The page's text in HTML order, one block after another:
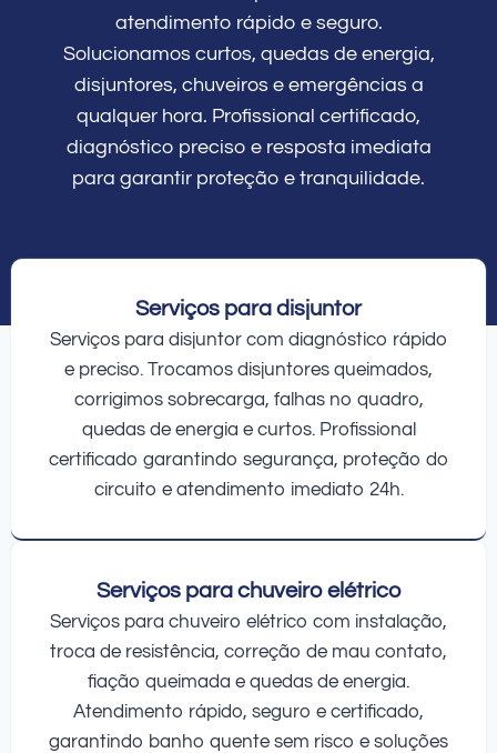
atendimento rápido e seguro.
Solucionamos curtos, quedas de energia,
disjuntores, chuveiros e emergências a
qualquer hora. Profissional certificado,
diagnóstico preciso e resposta imediata
para garantir proteção e tranquilidade.
Serviços para disjuntor
Serviços para disjuntor com diagnóstico rápido
e preciso. Trocamos disjuntores queimados,
corrigimos sobrecarga, falhas no quadro,
quedas de energia e curtos. Profissional
certificado garantindo segurança, proteção do
circuito e atendimento imediato 24h.
Serviços para chuveiro elétrico
Serviços para chuveiro elétrico com instalação,
troca de resistência, correção de mau contato,
fiação queimada e quedas de energia.
Atendimento rápido, seguro e certificado,
garantindo banho quente sem risco e soluções